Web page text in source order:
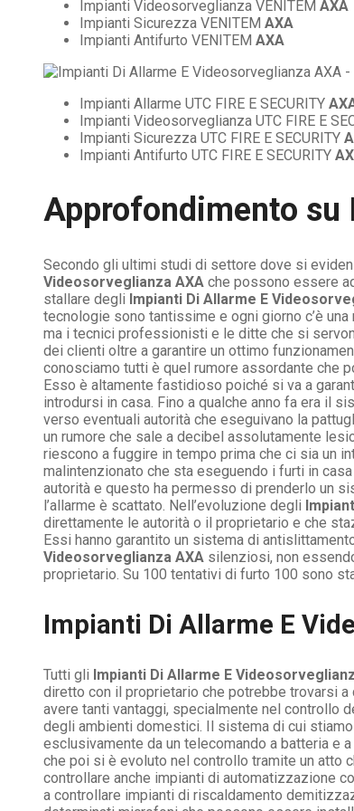
Impianti Videosorveglianza VENITEM AXA
Impianti Sicurezza VENITEM AXA
Impianti Antifurto VENITEM AXA
Impianti Allarme UTC FIRE E SECURITY
Impianti Videosorveglianza UTC FIRE E
Impianti Sicurezza UTC FIRE E SECURITY
Impianti Antifurto UTC FIRE E SECURITY
Approfondimento su
Secondo gli ultimi studi di settore dove si
Videosorveglianza AXA che possono essere
stallare degli Impianti Di Allarme E
tecnologie sono tantissime e ogni giorno c’è
ma i tecnici professionisti e le ditte che si
dei clienti oltre a garantire un ottimo
conosciamo tutti è quel rumore assordante che
Esso è altamente fastidioso poiché si va a
introdursi in casa. Fino a qualche anno fa era il
verso eventuali autorità che eseguivano la
un rumore che sale a decibel assolutamente
riescono a fuggire in tempo prima che ci sia un
malintenzionato che sta eseguendo i furti in
autorità e questo ha permesso di prenderlo un
l’allarme è scattato. Nell’evoluzione degli
direttamente le autorità o il proprietario e che
Essi hanno garantito un sistema di
Videosorveglianza AXA silenziosi, non
proprietario. Su 100 tentativi di furto 100 sono
Impianti Di Allarme E
Tutti gli Impianti Di Allarme E
diretto con il proprietario che potrebbe trovarsi
avere tanti vantaggi, specialmente nel controllo
degli ambienti domestici. Il sistema di cui
esclusivamente da un telecomando a batteria e
che poi si è evoluto nel controllo tramite un atto
controllare anche impianti di automatizzazione
a controllare impianti di riscaldamento